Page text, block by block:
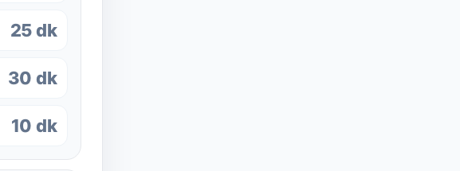
25 dk
30 dk
10 dk